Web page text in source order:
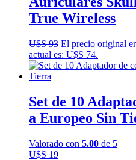
True Wireless
U$S93 El precio original
actual es: U$S 74.
Set de 10
a Europeo Sin
Valorado con 5.00 de 5
U$S 19